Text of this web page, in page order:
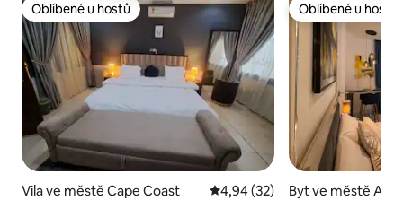
Oblíbené u hostů
Oblíbené u hostů
Vila ve městě Cape Coast Průměrné hodnocení 4,94 z 5,
4,94 (32)
Oblíbené u hostů
Oblíbené u hostů
Byt ve městě